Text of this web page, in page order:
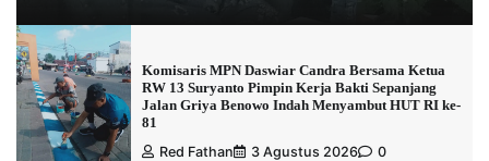
Komisaris MPN Daswiar Candra Bersama Ketua
RW 13 Suryanto Pimpin Kerja Bakti Sepanjang
Jalan Griya Benowo Indah Menyambut HUT RI ke-
81
Red Fathan
3 Agustus 2026 0